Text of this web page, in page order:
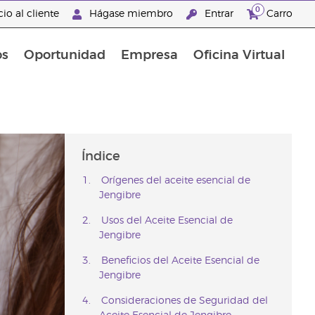
al cliente Hágase miembro Entrar 0 Carro
Oportunidad Empresa Oficina Virtual
Índice
Orígenes del aceite esencial de
Jengibre
Usos del Aceite Esencial de
Jengibre
Beneficios del Aceite Esencial de
Jengibre
Consideraciones de Seguridad del